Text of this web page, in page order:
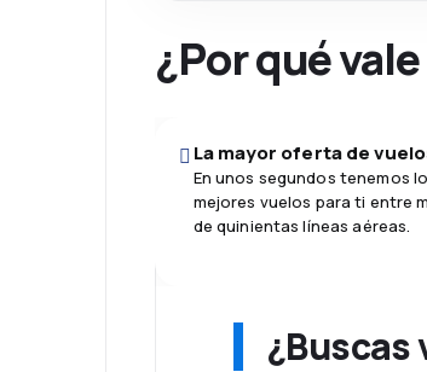
¿Por qué
La mayor oferta de
En unos segundos tenemos
mejores vuelos para ti entre
de quinientas líneas aéreas.